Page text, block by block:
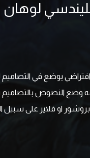
يوضع في
وضع النصوص
او فلاير على سبيل